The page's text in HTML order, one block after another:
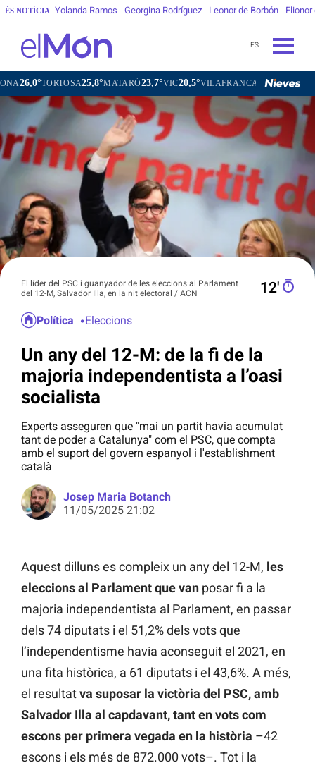
ÉS NOTÍCIA Yolanda Ramos Georgina Rodríguez Leonor de Borbón Elionor
ES
25,8°MATARÓ23,7°VIC20,5°VILAFRANCA DEL PENEDÈS21,9°
El líder del PSC i guanyador de les eleccions al Parlament
del 12-M, Salvador Illa, en la nit electoral / ACN
12′
Política Eleccions
Un any del 12-M: de la fi de la
majoria independentista a l’oasi
socialista
Experts asseguren que "mai un partit havia acumulat
tant de poder a Catalunya" com el PSC, que compta
amb el suport del govern espanyol i l'establishment
català
Josep Maria Botanch
11/05/2025 21:02
Aquest dilluns es compleix un any del 12-M, les
eleccions al Parlament que van posar fi a la
majoria independentista al Parlament, en passar
dels 74 diputats i el 51,2% dels vots que
l’independentisme havia aconseguit el 2021, en
una fita històrica, a 61 diputats i el 43,6%. A més,
el resultatva suposar la victòria del PSC, amb
Salvador Illa al capdavant, tant en vots com
escons per primera vegada en la història –42
escons i els més de 872.000 vots–. Tot i la